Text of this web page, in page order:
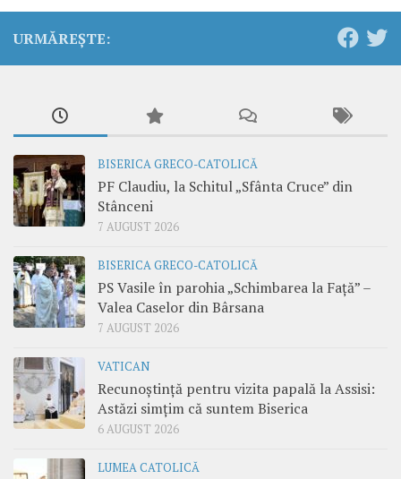
URMĂREȘTE:
BISERICA GRECO-CATOLICĂ
PF Claudiu, la Schitul „Sfânta Cruce” din
Stânceni
7 AUGUST 2026
BISERICA GRECO-CATOLICĂ
PS Vasile în parohia „Schimbarea la Față” –
Valea Caselor din Bârsana
7 AUGUST 2026
VATICAN
Recunoștință pentru vizita papală la Assisi:
Astăzi simțim că suntem Biserica
6 AUGUST 2026
LUMEA CATOLICĂ